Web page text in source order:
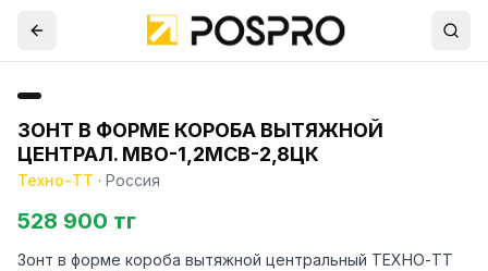
ЗОНТ В ФОРМЕ КОРОБА ВЫТЯЖНОЙ
ЦЕНТРАЛ. МВО-1,2МСВ-2,8ЦК
Техно-ТТ · Россия
528 900 тг
Зонт в форме короба вытяжной центральный ТЕХНО-ТТ